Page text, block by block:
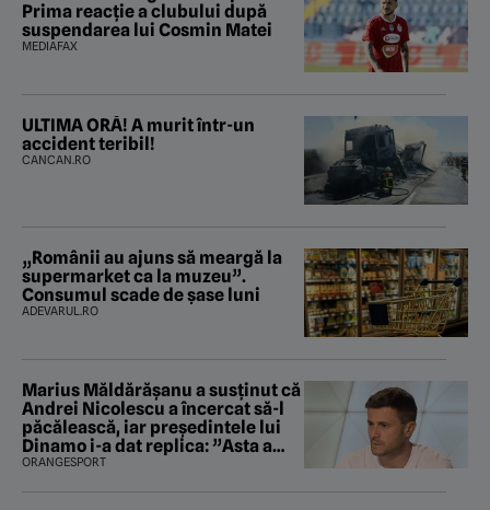
Prima reacție a clubului după
suspendarea lui Cosmin Matei
MEDIAFAX
ULTIMA ORĂ! A murit într-un
accident teribil!
CANCAN.RO
„Românii au ajuns să meargă la
supermarket ca la muzeu”.
Consumul scade de șase luni
ADEVARUL.RO
Marius Măldărăşanu a susţinut că
Andrei Nicolescu a încercat să-l
păcălească, iar preşedintele lui
Dinamo i-a dat replica: ”Asta a
fost istoria”
ORANGESPORT